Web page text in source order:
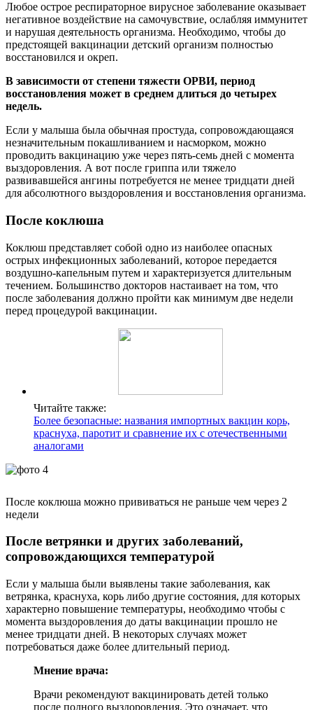
Любое острое респираторное вирусное заболевание оказывает
негативное воздействие на самочувствие, ослабляя иммунитет
и нарушая деятельность организма. Необходимо, чтобы до
предстоящей вакцинации детский организм полностью
восстановился и окреп.
В зависимости от степени тяжести ОРВИ, период
восстановления может в среднем длиться до четырех
недель.
Если у малыша была обычная простуда, сопровождающаяся
незначительным покашливанием и насморком, можно
проводить вакцинацию уже через пять-семь дней с момента
выздоровления. А вот после гриппа или тяжело
развивавшейся ангины потребуется не менее тридцати дней
для абсолютного выздоровления и восстановления организма.
После коклюша
Коклюш представляет собой одно из наиболее опасных
острых инфекционных заболеваний, которое передается
воздушно-капельным путем и характеризуется длительным
течением. Большинство докторов настаивает на том, что
после заболевания должно пройти как минимум две недели
перед процедурой вакцинации.
Читайте также:
Более безопасные: названия импортных вакцин корь,
краснуха, паротит и сравнение их с отечественными
аналогами
После коклюша можно прививаться не раньше чем через 2
недели
После ветрянки и других заболеваний,
сопровождающихся температурой
Если у малыша были выявлены такие заболевания, как
ветрянка, краснуха, корь либо другие состояния, для которых
характерно повышение температуры, необходимо чтобы с
момента выздоровления до даты вакцинации прошло не
менее тридцати дней. В некоторых случаях может
потребоваться даже более длительный период.
Мнение врача:
Врачи рекомендуют вакцинировать детей только
после полного выздоровления. Это означает, что